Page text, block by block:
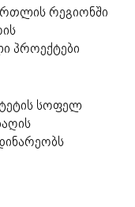
რეგიონში
პროექტები
სოფელ